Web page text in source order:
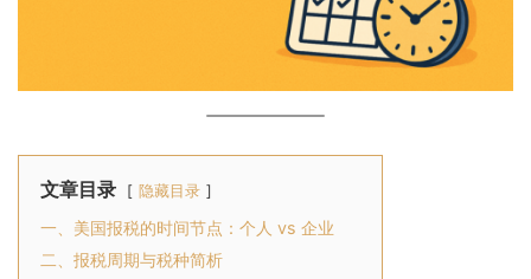
文章目录 隐藏目录
一、美国报税的时间节点：个人 vs 企业
二、报税周期与税种简析